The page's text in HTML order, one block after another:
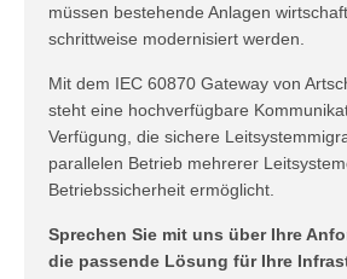
müssen bestehende Anlagen
schrittweise modernisiert werden.
Mit dem IEC 60870 Gateway von
steht eine hochverfügbare
Verfügung, die sichere
parallelen Betrieb mehrerer
Betriebssicherheit ermöglicht.
Sprechen Sie mit uns über Ihre
die passende Lösung für Ihre